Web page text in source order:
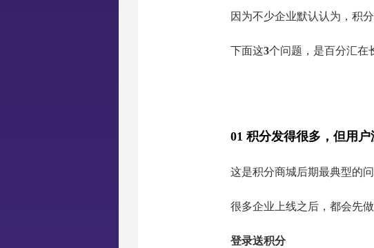
因为不少企业默认认为，积
下面这3个问题，是百分汇在
01 积分发得很多，但用
这是积分商城后期最典型的问
很多企业上线之后，都会先
登录送积分